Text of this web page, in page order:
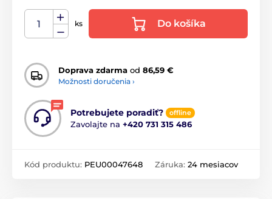
ks Do košíka
Doprava zdarma od 86,59 €
Možnosti doručenia ›
Potrebujete poradiť? offline
Zavolajte na +420 731 315 486
Kód produktu: PEU00047648 Záruka: 24 mesiacov